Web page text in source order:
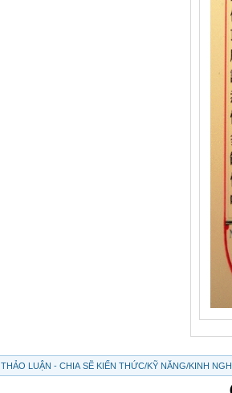
THẢO LUẬN - CHIA SẼ KIẾN THỨC/KỸ NĂNG/KINH